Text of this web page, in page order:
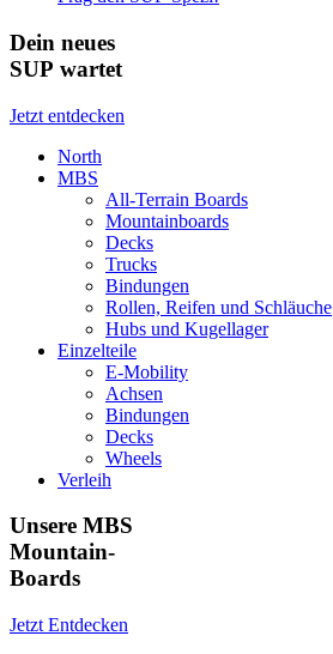
Dein neues
SUP wartet
Jetzt entdecken
North
MBS
All-Terrain Boards
Mountainboards
Decks
Trucks
Bindungen
Rollen, Reifen und Schläuche
Hubs und Kugellager
Einzelteile
E-Mobility
Achsen
Bindungen
Decks
Wheels
Verleih
Unsere MBS
Mountain-
Boards
Jetzt Entdecken